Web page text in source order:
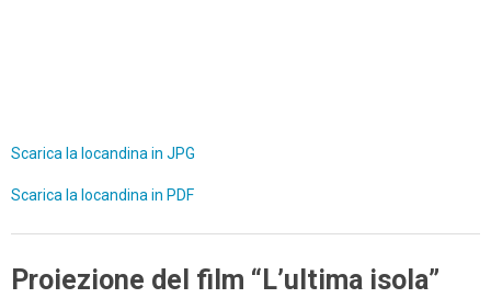
Scarica la locandina in JPG
Scarica la locandina in PDF
Proiezione del film “L’ultima isola”